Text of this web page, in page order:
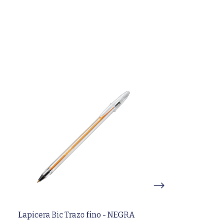
Lapicera Bic Trazo fino - NEGRA